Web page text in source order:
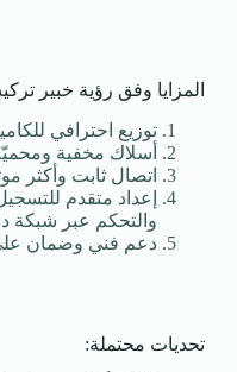
المزايا وفق رؤية خبير
توزيع احترافي
أسلاك مخفية
اتصال ثابت وأكثر
إعداد متقدم
والتحكم عبر شبكة
دعم فني وضمان
تحديات محتملة: